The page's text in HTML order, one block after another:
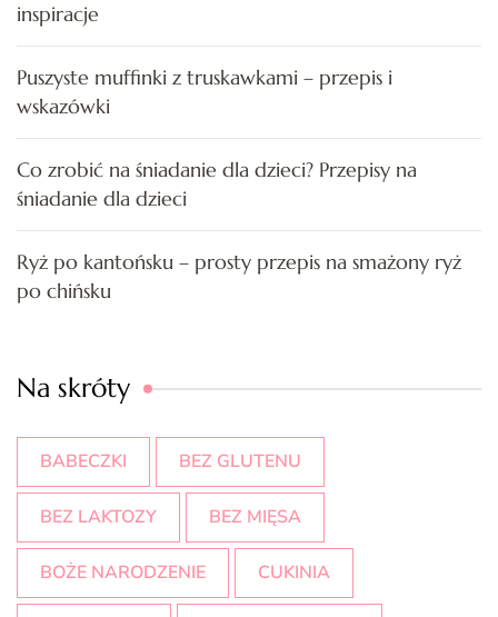
inspiracje
Puszyste muffinki z truskawkami – przepis i
wskazówki
Co zrobić na śniadanie dla dzieci? Przepisy na
śniadanie dla dzieci
Ryż po kantońsku – prosty przepis na smażony ryż
po chińsku
Na skróty
BABECZKI BEZ GLUTENU
BEZ LAKTOZY BEZ MIĘSA
BOŻE NARODZENIE CUKINIA